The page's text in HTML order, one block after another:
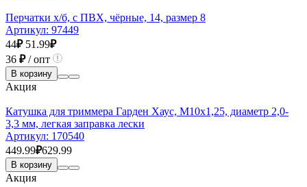
Перчатки х/б, с ПВХ, чёрные, 14, размер 8
Артикул: 97449
44₽ 51.99₽
36 ₽/ опт
В корзину
Акция
Катушка для триммера Гарден Хаус, М10х1,25, диаметр 2,0-
3,3 мм, легкая заправка лески
Артикул: 170540
449.99₽629.99
В корзину
Акция